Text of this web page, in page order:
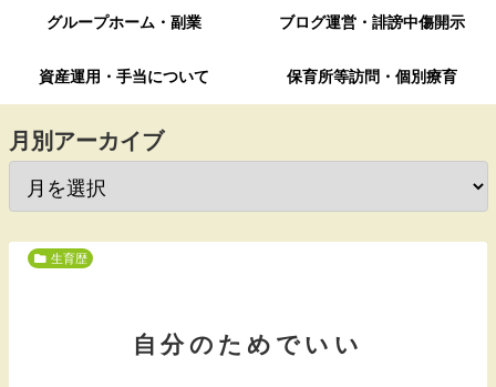
グループホーム・副業 ブログ運営・誹謗中傷開示
資産運用・手当について 保育所等訪問・個別療育
月別アーカイブ
生育歴
自分のためでいい